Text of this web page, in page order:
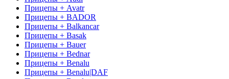
Прицепы + Avatr
Прицепы + BADOR
Прицепы + Balkancar
Прицепы + Basak
Прицепы + Bauer
Прицепы + Bednar
Прицепы + Benalu
Прицепы + Benalu|DAF